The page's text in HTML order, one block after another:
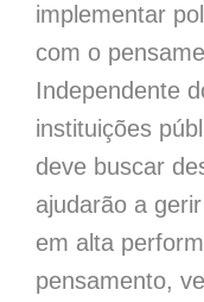
implementar
com o
Independente
instituições
deve buscar
ajudarão a
em alta
pensamento,